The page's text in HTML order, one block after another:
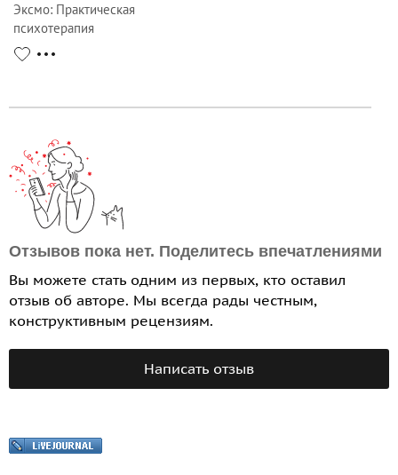
Эксмо: Практическая
психотерапия
Отзывов пока нет. Поделитесь впечатлениями
Вы можете стать одним из первых, кто оставил
отзыв об авторе. Мы всегда рады честным,
конструктивным рецензиям.
Написать отзыв